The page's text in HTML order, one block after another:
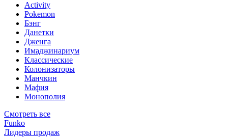
Activity
Pokemon
Бэнг
Данетки
Дженга
Имаджинариум
Классические
Колонизаторы
Манчкин
Мафия
Монополия
Смотреть все
Funko
Лидеры продаж